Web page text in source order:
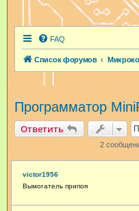
FAQ
Список форумов
Программатор
Ответить
2
victor1956
Вымогатель припоя